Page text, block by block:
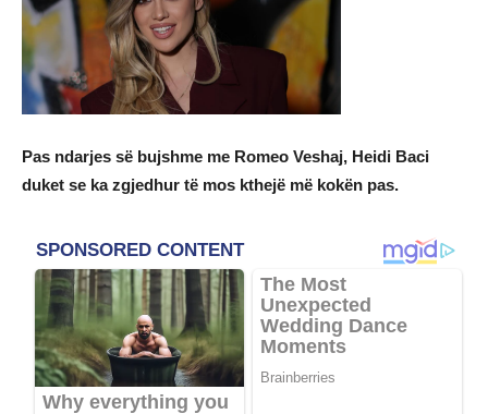
Pas ndarjes së bujshme me Romeo Veshaj, Heidi Baci
duket se ka zgjedhur të mos kthejë më kokën pas.